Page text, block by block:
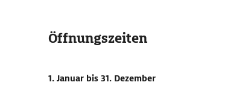
Öffnungszeiten
1. Januar bis 31. Dezember